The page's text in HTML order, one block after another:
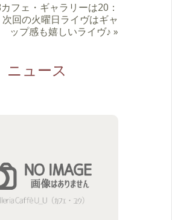
フェ・ギャラリーは20：
回の火曜日ライヴはギャ
ップ感も嬉しいライヴ♪ »
ニュース